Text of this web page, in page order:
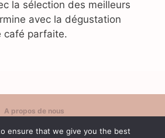
la sélection des meilleurs
avec la dégustation
café parfaite.
A propos de nous
ensure that we give you the best